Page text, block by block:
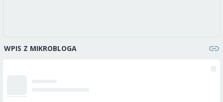
WPIS Z MIKROBLOGA